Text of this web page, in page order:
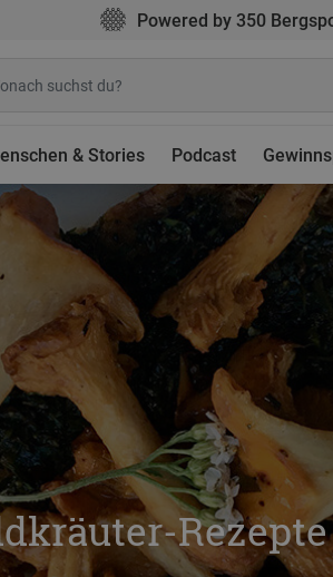
Powered by 350
& Stories Podcast
Rezepte